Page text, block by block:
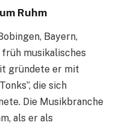
Ruhm
Bayern,
musikalisches
gründete er mit
die sich
Die Musikbranche
als er als